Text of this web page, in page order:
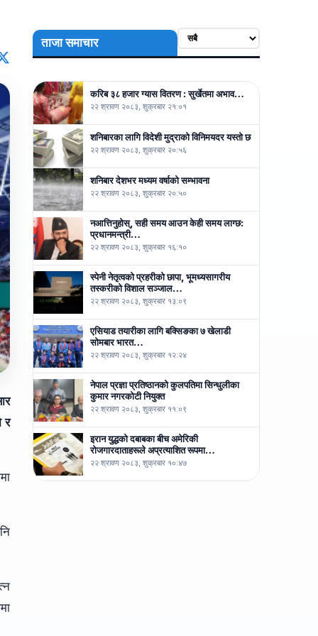
र
ताजा समाचार
करिब ३८ हजार ग्यास वितरण : सुर्खेतमा अभाव…
२२ श्रावण २०८३, शुक्रबार २१:०१
शनिबारका लागि विदेशी मुद्राको विनिमयदर यस्तो छ
२२ श्रावण २०८३, शुक्रबार २०:५६
शनिबार देशभर मध्यम वर्षाको सम्भावना
२२ श्रावण २०८३, शुक्रबार २०:५०
नआत्तिनुहोस्, सही समय आउन केही समय लाग्छ:
प्रधानमन्त्री…
२२ श्रावण २०८३, शुक्रबार १६:१०
स्पेनी नेतृत्वको प्रहरीको छापा, भूमध्यसागरीय
तस्करीको विशाल सञ्जाल…
२२ श्रावण २०८३, शुक्रबार १३:०९
एसियाड तयारीका लागि बक्सिङका ७ खेलाडी
सोमबार भारत…
२२ श्रावण २०८३, शुक्रबार १२:२४
नेपाल प्रज्ञा प्रतिष्ठानको कुलपतिमा सिन्धुलीका
कुमार नगरकोटी नियुक्त
२२ श्रावण २०८३, शुक्रबार ११:०९
इरान युद्धको दबाबका बीच अमेरिकी
रोजगारदाताहरूले अप्रत्याशित रूपमा…
२२ श्रावण २०८३, शुक्रबार १०:४७